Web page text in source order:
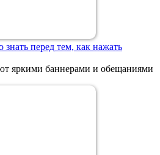
перед тем, как нажать
яркими баннерами и обещаниями